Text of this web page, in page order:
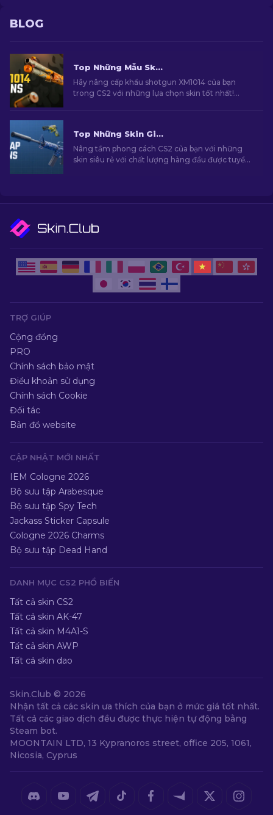
BLOG
Top Những Mẫu Skin Shotgun XM1014 Tốt Nhất Trong CS2 [2026]
Hãy nâng cấp khẩu shotgun XM1014 của bạn
trong CS2 với những lựa chọn skin tốt nhất!
Top Những Skin Giá Rẻ Hàng Đầu Trong CS2 [2026]
Nâng tầm phong cách CS2 của bạn với những
skin siêu rẻ với chất lượng hàng đầu được tuyển
TRỢ GIÚP
Cộng đồng
PRO
Chính sách bảo mật
Điều khoản sử dụng
Chính sách Cookie
Đối tác
Bản đồ website
CẬP NHẬT MỚI NHẤT
IEM Cologne 2026
Bộ sưu tập Arabesque
Bộ sưu tập Spy Tech
Jackass Sticker Capsule
Cologne 2026 Charms
Bộ sưu tập Dead Hand
DANH MỤC CS2 PHỔ BIẾN
Tất cả skin CS2
Tất cả skin AK-47
Tất cả skin M4A1-S
Tất cả skin AWP
Tất cả skin dao
Skin.Club © 2026
Nhận tất cả các skin ưa thích của bạn ở mức giá tốt nhất.
Tất cả các giao dịch đều được thực hiện tự động bằng
Steam bot.
MOONTAIN LTD, 13 Kypranoros street, office 205, 1061,
Nicosia, Cyprus